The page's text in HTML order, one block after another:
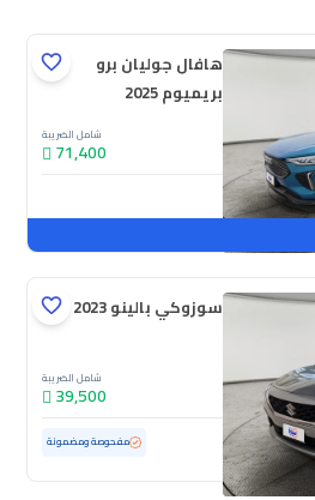
هافال جوليان برو
بريميوم 2025
شامل الضريبة
71,400
سوزوكي بالينو GL 2023
شامل الضريبة
39,500
مفحوصة ومضمونة